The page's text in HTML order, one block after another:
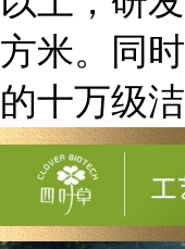
方米。同
的十万级